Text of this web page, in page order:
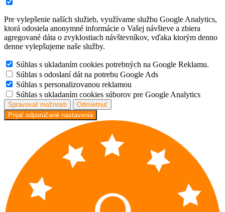
Pre vylepšenie naších služieb, využívame službu Google Analytics,
ktorá odosiela anonymné informácie o Vašej návšteve a zbiera
agregované dáta o zvyklostiach návštevníkov, vďaka ktorým denno
denne vylepšujeme naše služby.
Súhlas s ukladaním cookies potrebných na Google Reklamu.
Súhlas s odoslaní dát na potrebu Google Ads
Súhlas s personalizovanou reklamou
Súhlas s ukladaním cookies súborov pre Google Analytics
Spravovať možnosti
Odmietnuť
Prijať odporúčané nastavenia